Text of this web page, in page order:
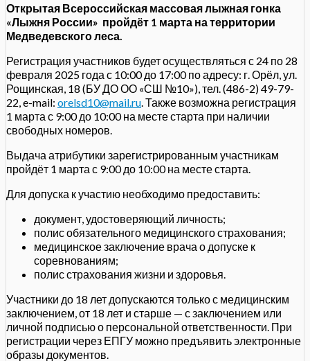
Открытая Всероссийская массовая лыжная гонка
«Лыжня России» пройдёт 1 марта на территории
Медведевского леса.
Регистрация участников будет осуществляться с 24 по 28
февраля 2025 года с 10:00 до 17:00 по адресу: г. Орёл, ул.
Рощинская, 18 (БУ ДО ОО «СШ №10»), тел. (486-2) 49-79-
22, e-mail: orelsd10@mail.ru . Также возможна регистрация
1 марта с 9:00 до 10:00 на месте старта при наличии
свободных номеров.
Выдача атрибутики зарегистрированным участникам
пройдёт 1 марта с 9:00 до 10:00 на месте старта.
Для допуска к участию необходимо предоставить:
документ, удостоверяющий личность;
полис обязательного медицинского страхования;
медицинское заключение врача о допуске к
соревнованиям;
полис страхования жизни и здоровья.
Участники до 18 лет допускаются только с медицинским
заключением, от 18 лет и старше — с заключением или
личной подписью о персональной ответственности. При
регистрации через ЕПГУ можно предъявить электронные
образы документов.